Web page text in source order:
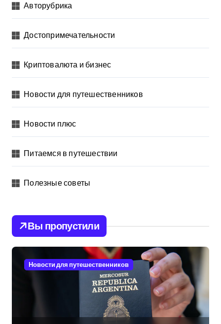
Авторубрика
Достопримечательности
Криптовалюта и бизнес
Новости для путешественников
Новости плюс
Питаемся в путешествии
Полезные советы
Вы пропустили
Новости для путешественников